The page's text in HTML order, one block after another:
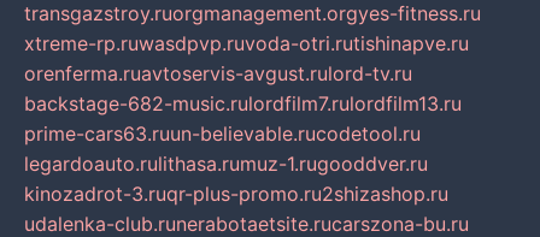
transgazstroy.ruorgmanagement.orgyes-fitness.ru
xtreme-rp.ruwasdpvp.ruvoda-otri.rutishinapve.ru
orenferma.ruavtoservis-avgust.rulord-tv.ru
backstage-682-music.rulordfilm7.rulordfilm13.ru
prime-cars63.ruun-believable.rucodetool.ru
legardoauto.rulithasa.rumuz-1.rugooddver.ru
kinozadrot-3.ruqr-plus-promo.ru2shizashop.ru
udalenka-club.runerabotaetsite.rucarszona-bu.ru